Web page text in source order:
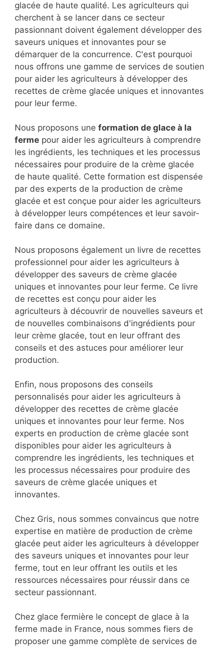
glacée de haute qualité. Les agriculteurs qui
cherchent à se lancer dans ce secteur
passionnant doivent également développer des
saveurs uniques et innovantes pour se
démarquer de la concurrence. C'est pourquoi
nous offrons une gamme de services de soutien
pour aider les agriculteurs à développer des
recettes de crème glacée uniques et innovantes
pour leur ferme.
Nous proposons une formation de glace à la
ferme pour aider les agriculteurs à comprendre
les ingrédients, les techniques et les processus
nécessaires pour produire de la crème glacée
de haute qualité. Cette formation est dispensée
par des experts de la production de crème
glacée et est conçue pour aider les agriculteurs
à développer leurs compétences et leur savoir-
faire dans ce domaine.
Nous proposons également un livre de recettes
professionnel pour aider les agriculteurs à
développer des saveurs de crème glacée
uniques et innovantes pour leur ferme. Ce livre
de recettes est conçu pour aider les
agriculteurs à découvrir de nouvelles saveurs et
de nouvelles combinaisons d'ingrédients pour
leur crème glacée, tout en leur offrant des
conseils et des astuces pour améliorer leur
production.
Enfin, nous proposons des conseils
personnalisés pour aider les agriculteurs à
développer des recettes de crème glacée
uniques et innovantes pour leur ferme. Nos
experts en production de crème glacée sont
disponibles pour aider les agriculteurs à
comprendre les ingrédients, les techniques et
les processus nécessaires pour produire des
saveurs de crème glacée uniques et
innovantes.
Chez Gris, nous sommes convaincus que notre
expertise en matière de production de crème
glacée peut aider les agriculteurs à développer
des saveurs uniques et innovantes pour leur
ferme, tout en leur offrant les outils et les
ressources nécessaires pour réussir dans ce
secteur passionnant.
Chez glace fermière le concept de glace à la
ferme made in France, nous sommes fiers de
proposer une gamme complète de services de